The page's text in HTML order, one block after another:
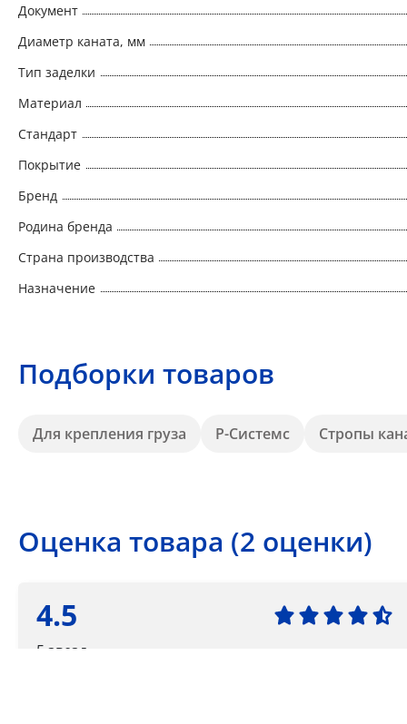
Документ
Диаметр каната, мм
Тип заделки
Материал
Стандарт
Покрытие
Бренд
Родина бренда
Страна производства
Назначение
Подборки товаров
Для крепления груза Р-Системс Стропы
Оценка товара (2 оценки)
4.5
5 звезд